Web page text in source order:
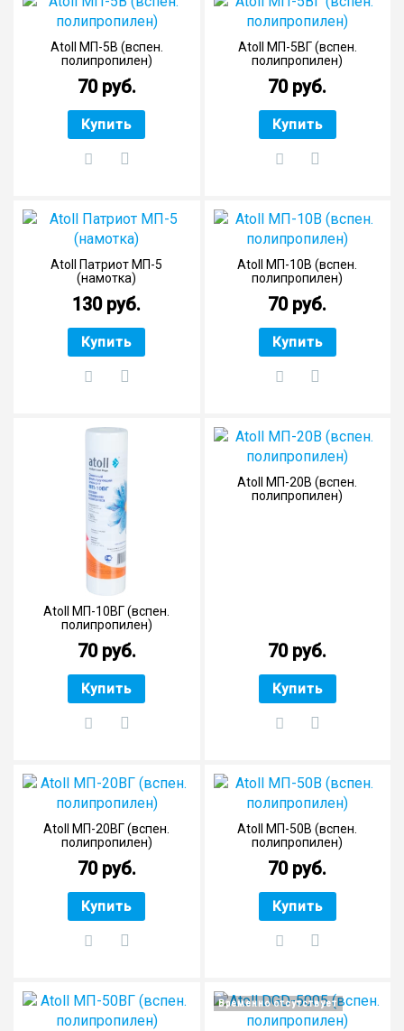
Atoll МП-5В (вспен.
полипропилен)
70 руб.
Купить
Atoll МП-5ВГ (вспен.
полипропилен)
70 руб.
Купить
Atoll Патриот МП-5
(намотка)
130 руб.
Купить
Atoll МП-10В (вспен.
полипропилен)
70 руб.
Купить
Atoll МП-10ВГ (вспен.
полипропилен)
70 руб.
Купить
Atoll МП-20В (вспен.
полипропилен)
70 руб.
Купить
Atoll МП-20ВГ (вспен.
полипропилен)
70 руб.
Купить
Atoll МП-50В (вспен.
полипропилен)
70 руб.
Купить
Временно отсутствует